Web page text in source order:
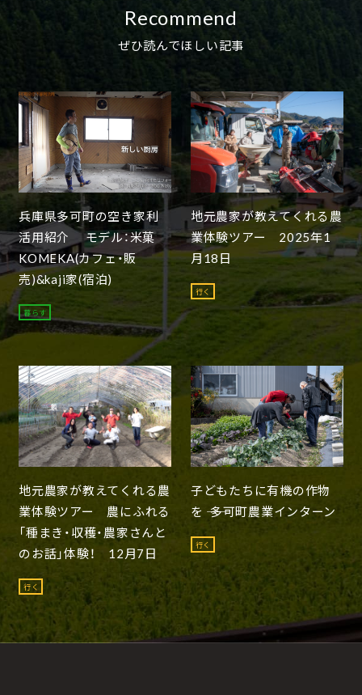
Recommend
ぜひ読んでほしい記事
兵庫県多可町の空き家利
活用紹介 モデル：米菓
KOMEKA(カフェ・販
売)&kaji家(宿泊)
暮らす
地元農家が教えてくれる農
業体験ツアー 2025年1
月18日
行く
地元農家が教えてくれる農
業体験ツアー 農にふれる
「種まき・収穫・農家さんと
のお話」体験！ 12月7日
行く
子どもたちに有機の作物
を ―― 多可町農業インターン
行く